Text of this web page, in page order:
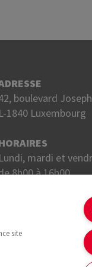
boulevard
L-1840 Luxembourg
Lundi, mardi et
8h00 à 16h00.
site